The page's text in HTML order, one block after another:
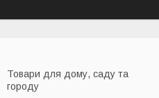
Товари для дому, саду та
городу